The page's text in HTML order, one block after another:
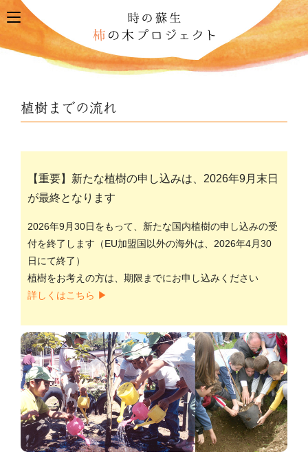
toggle
navigation
植樹までの流れ
【重要】新たな植樹の申し込みは、2026年9月末日
が最終となります
2026年9月30日をもって、新たな国内植樹の申し込みの受
付を終了します（EU加盟国以外の海外は、2026年4月30
日にて終了）
植樹をお考えの方は、期限までにお申し込みください
詳しくはこちら ▶︎